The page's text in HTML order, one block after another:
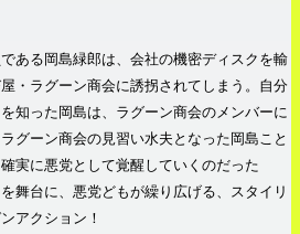
ある岡島緑郎は、会社の機密ディスクを輸
・ラグーン商会に誘拐されてしまう。自分
知った岡島は、ラグーン商会のメンバーに
グーン商会の見習い水夫となった岡島こと
実に悪党として覚醒していくのだった
台に、悪党どもが繰り広げる、スタイリ
アクション！